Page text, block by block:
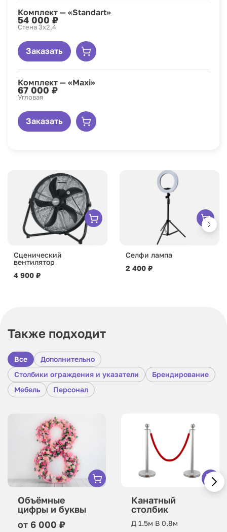
Комплект — «Standart»
54 000 ₽
Стена 3х2,4
Заказать
Комплект — «Maxi»
67 000 ₽
Угловая
Заказать
Сценический
вентилятор
4 900 ₽
Селфи лампа
2 400 ₽
Также подходит
Все
Дополнительно
Столбики ограждения и указатели
Брендирование
Мебель
Персонал
Объёмные
цифры и буквы
от 6 000 ₽
Канатный
столбик
Д 1.5м В 0.8м